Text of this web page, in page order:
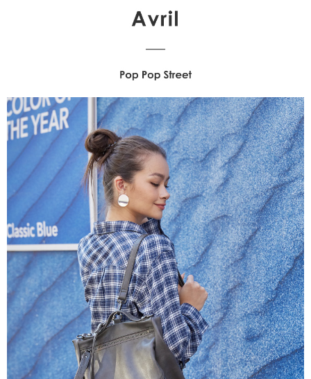
３．未成年的使用者請事先徵得法定代理人或監護人之同意方可使用
恩沛科技股份有限公司將有權停止該用戶之使用額度並採取法律行動。